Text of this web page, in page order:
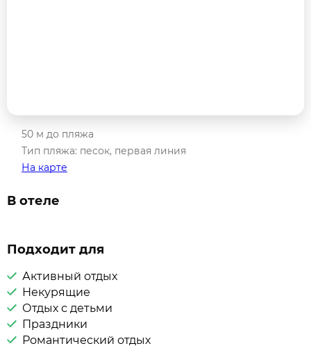
50 м до пляжа
Тип пляжа: песок, первая линия
На карте
В отеле
Подходит для
Активный отдых
Некурящие
Отдых с детьми
Праздники
Романтический отдых